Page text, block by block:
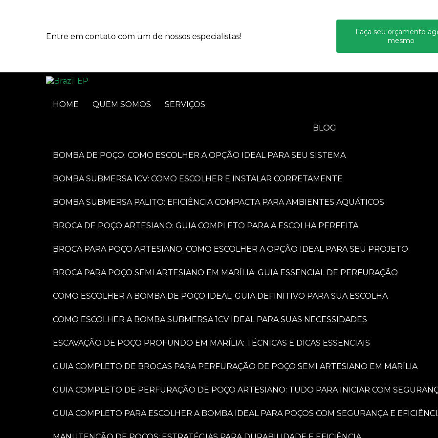
Entre em contato com um de nossos especialistas!
Faça seu orçamento
mesmo
HOME QUEM SOMOS SERVIÇOS
BLOG
BOMBA DE POÇO: COMO ESCOLHER A OPÇÃO IDEAL PARA SEU SISTEMA
BOMBA SUBMERSA 1CV: COMO ESCOLHER E INSTALAR CORRETAMENTE
BOMBA SUBMERSA PALITO: EFICIÊNCIA COMPACTA PARA AMBIENTES AQUÁTICOS
BROCA DE POÇO ARTESIANO: GUIA COMPLETO PARA A ESCOLHA PERFEITA
BROCA PARA POÇO ARTESIANO: COMO ESCOLHER A OPÇÃO IDEAL PARA SEU PROJETO
BROCA PARA POÇO SEMI ARTESIANO EM MARÍLIA: GUIA ESSENCIAL DE PERFURAÇÃO
COMO ESCOLHER A BOMBA DE POÇO IDEAL: GUIA DEFINITIVO PARA SUA ESCOLHA
COMO ESCOLHER A BOMBA SUBMERSA 1CV IDEAL PARA SUAS NECESSIDADES
ESCAVAÇÃO DE POÇO PROFUNDO EM MARÍLIA: TÉCNICAS E DICAS ESSENCIAIS
GUIA COMPLETO DE BROCAS PARA PERFURAÇÃO DE POÇO SEMI ARTESIANO EM MARÍLIA
GUIA COMPLETO DE PERFURAÇÃO DE POÇO ARTESIANO: TUDO PARA INICIAR COM
GUIA COMPLETO PARA ESCOLHER A BOMBA IDEAL PARA POÇOS COM SEGURANÇA E